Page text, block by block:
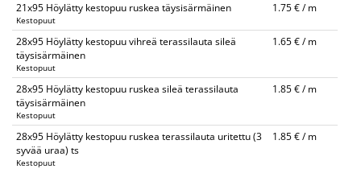
21x95 Höylätty kestopuu ruskea täysisärmäinen
Kestopuut
1.75 € / m
28x95 Höylätty kestopuu vihreä terassilauta sileä
täysisärmäinen
Kestopuut
1.65 € / m
28x95 Höylätty kestopuu ruskea sileä terassilauta
täysisärmäinen
Kestopuut
1.85 € / m
28x95 Höylätty kestopuu ruskea terassilauta uritettu (3
syvää uraa) ts
Kestopuut
1.85 € / m